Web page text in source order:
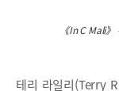
《In C Mali
테리 라일리(Terry